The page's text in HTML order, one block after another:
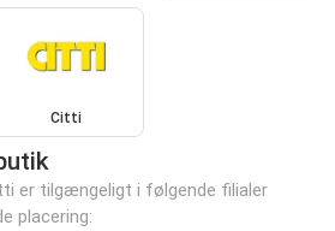
Citti
er tilgængeligt i følgende filialer
placering: